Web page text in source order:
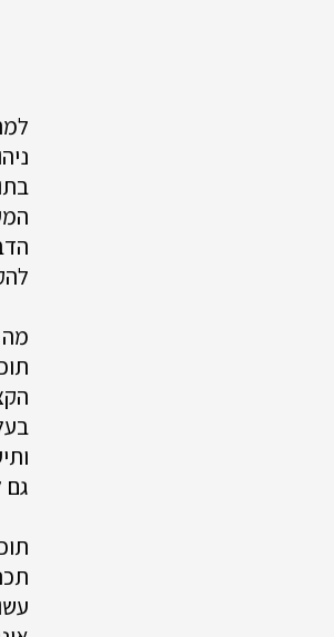
מה
גם